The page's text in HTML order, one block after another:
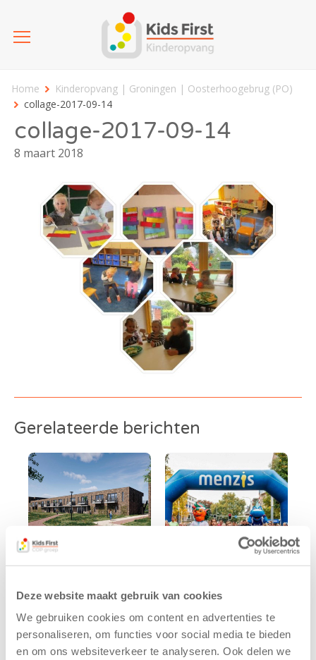
Deze website maakt gebruik van cookies
We gebruiken cookies om content en advertenties te
personaliseren, om functies voor social media te bieden
en om ons websiteverkeer te analyseren. Ook delen we
Home
Kinderopvang | Groningen | Oosterhoogebrug (PO)
collage-2017-09-14
collage-2017-09-14
8 maart 2018
Gerelateerde berichten
Kids First
tekent
koopcontract
voor nieuw
kindcentrum in
Kids First
nieuwe
naamsponsor
van de Mini 4
Mijl tijdens de